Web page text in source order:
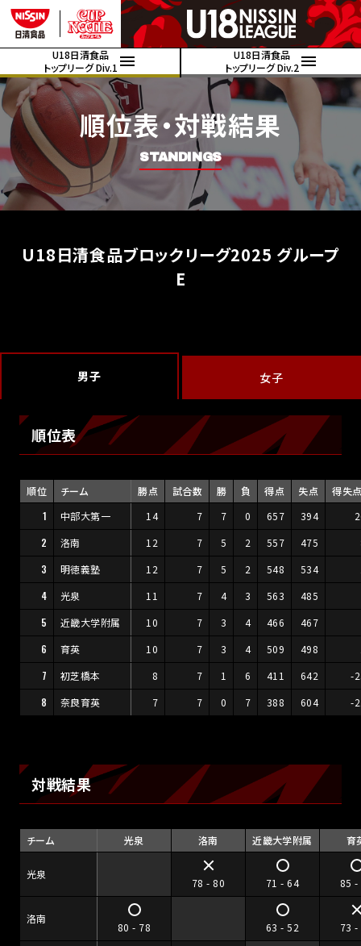
U18日清食品
トップリーグ Div.1
U18日清食品
トップリーグ Div.2
順位表・対戦結果
STANDINGS
U18日清食品ブロックリーグ2025 グループ
E
男子 女子
順位表
順位 チーム 勝点 試合数 勝 負 得点 失点
得失
1
中部大第一 14 7 7 0 657 394
2
洛南 12 7 5 2 557 475
3
明徳義塾 12 7 5 2 548 534
4
光泉 11 7 4 3 563 485
5
近畿大学附属 10 7 3 4 466
467
6
育英 10 7 3 4 509 498
7
初芝橋本 8 7 1 6 411 642
-
8
奈良育英 7 7 0 7 388 604 -
対戦結果
チーム 光泉 洛南 近畿大学附属 育
光泉
78 - 80 71 - 64 85
洛南
80 - 78 63 - 52 73